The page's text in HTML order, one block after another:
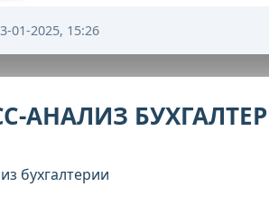
01-2025, 15:26
АНАЛИЗ
бухгалтерии